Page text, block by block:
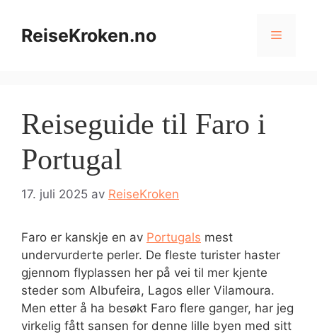
innholdReiseKroken.no Meny
Reiseguide til Faro i
Portugal
17. juli 2025 av ReiseKroken
Faro er kanskje en av Portugals mest
undervurderte perler. De fleste turister haster
gjennom flyplassen her på vei til mer kjente
steder som Albufeira, Lagos eller Vilamoura.
Men etter å ha besøkt Faro flere ganger, har jeg
virkelig fått sansen for denne lille byen med sitt